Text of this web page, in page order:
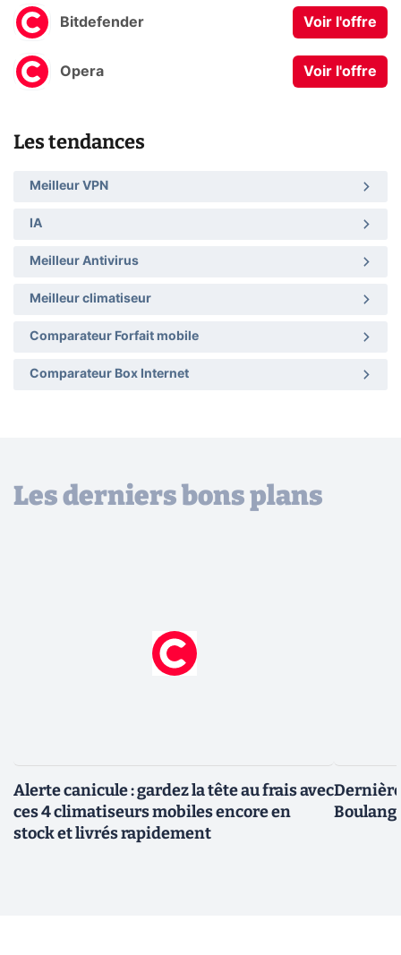
Bitdefender Voir l'offre
Opera Voir l'offre
Les tendances
Meilleur VPN
IA
Meilleur Antivirus
Meilleur climatiseur
Comparateur Forfait mobile
Comparateur Box Internet
Les derniers bons plans
Alerte canicule : gardez la tête au frais avec
ces 4 climatiseurs mobiles encore en
stock et livrés rapidement